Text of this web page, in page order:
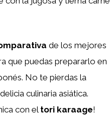
de los mejores
que puedas prepararlo en
No te pierdas la
culinaria asiática.
con el tori karaage!